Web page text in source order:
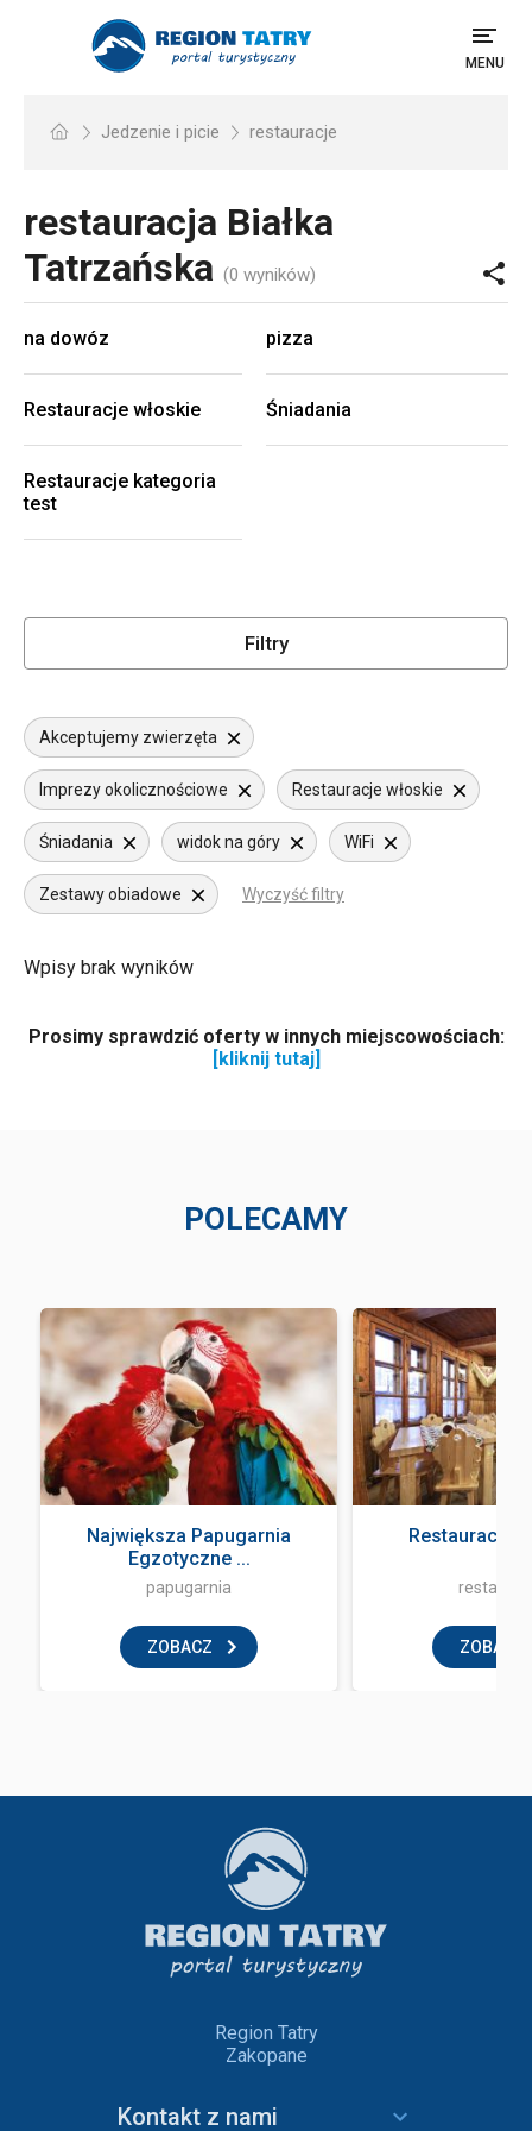
MENU
Jedzenie i picie restauracje
restauracja Białka
Tatrzańska (0 wyników)
na dowóz pizza
Restauracje włoskie Śniadania
Restauracje kategoria
test
Filtry
Akceptujemy zwierzęta
Imprezy okolicznościowe Restauracje włoskie
Śniadania widok na góry WiFi
Zestawy obiadowe Wyczyść filtry
Wpisy brak wyników
Prosimy sprawdzić oferty w innych miejscowościach:
[kliknij tutaj]
POLECAMY
Największa Papugarnia
Egzotyczne ...
papugarnia
ZOBACZ
Restauracja
ZOBACZ
Region Tatry
Zakopane
Kontakt z nami